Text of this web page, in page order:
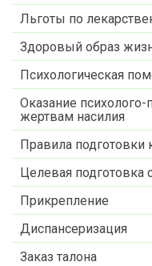
Льготы по
Здоровый образ
Психологическая
Оказание
жертвам насилия
Правила подготовки
Целевая подготовка
Прикрепление
Диспансеризация
Заказ талона